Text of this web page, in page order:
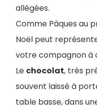
allégées.
Comme Pâques au
Noël peut
votre compagnon à
Le chocolat, très
souvent laissé à
table basse, dans